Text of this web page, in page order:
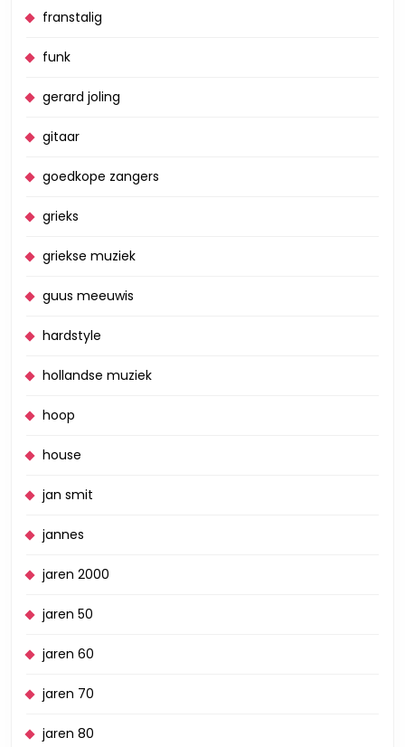
franstalig
funk
gerard joling
gitaar
goedkope zangers
grieks
griekse muziek
guus meeuwis
hardstyle
hollandse muziek
hoop
house
jan smit
jannes
jaren 2000
jaren 50
jaren 60
jaren 70
jaren 80